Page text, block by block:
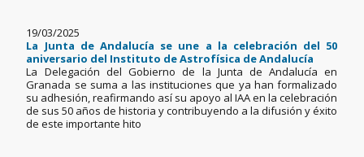
19/03/2025
La Junta de Andalucía se une a la celebración del 50
aniversario del Instituto de Astrofísica de Andalucía
La Delegación del Gobierno de la Junta de Andalucía en
Granada se suma a las instituciones que ya han formalizado
su adhesión, reafirmando así su apoyo al IAA en la celebración
de sus 50 años de historia y contribuyendo a la difusión y éxito
de este importante hito